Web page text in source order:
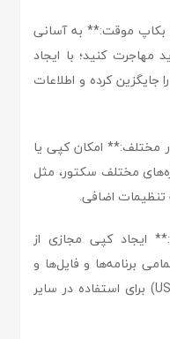
بکاپ موقت:** به آسانی
کنید؛ با ایجاد
جایگزین کرده و اطلاعات
مختلف:** امکان کپی یا
مختلف سکتور، مثل
ایجاد کپی مجازی از
برنامه‌ها و فایل‌ها و
ذخیره آن بر روی یک هارد پرتابل (USB) برای استفاده در سایر